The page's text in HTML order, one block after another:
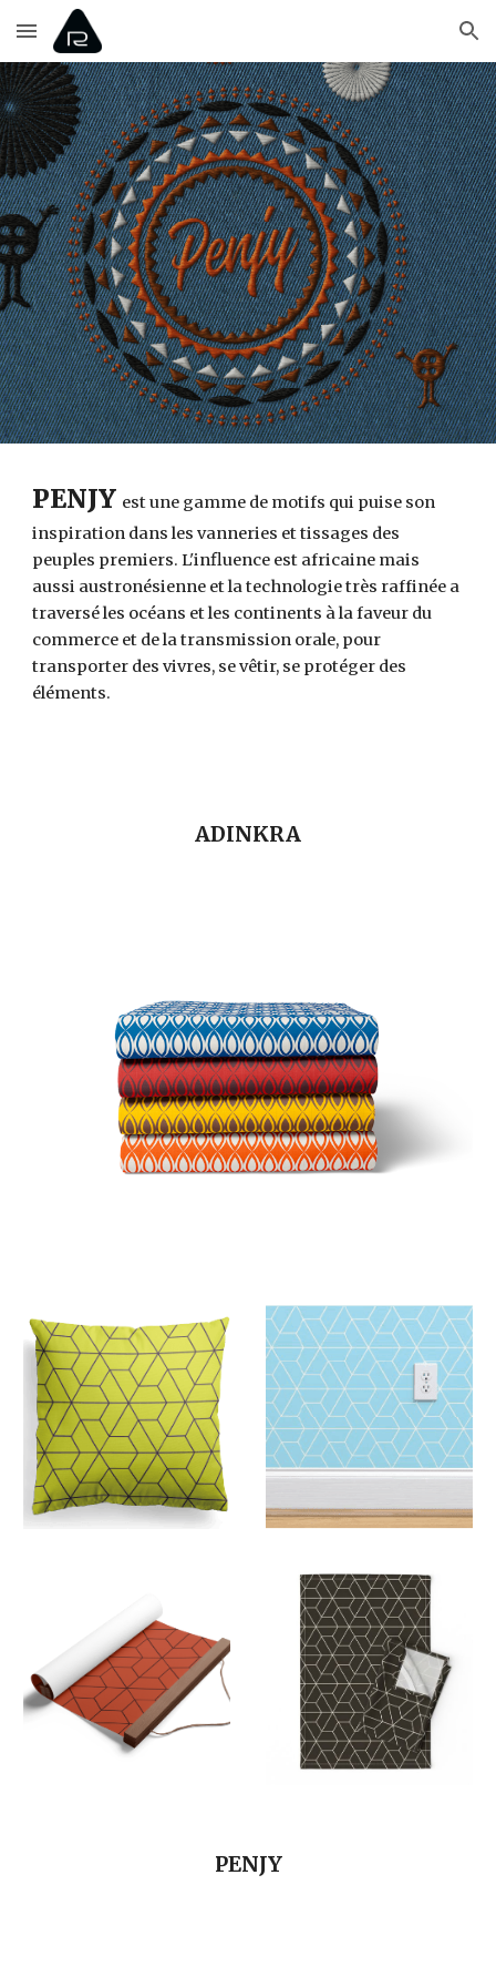
Skip to main content Skip to navigation
PENJY est une gamme de motifs qui puise son
inspiration dans les vanneries et tissages des
peuples premiers. L'influence est africaine mais
aussi austronésienne et la technologie très raffinée a
traversé les océans et les continents à la faveur du
commerce et de la transmission orale, pour
transporter des vivres, se vêtir, se protéger des
éléments.
ADINKRA
PENJY